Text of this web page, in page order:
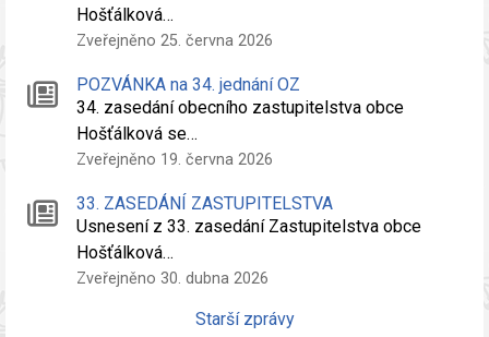
Hošťálková…
Zveřejněno 25. června 2026
POZVÁNKA na 34. jednání OZ
34. zasedání obecního zastupitelstva obce
Hošťálková se…
Zveřejněno 19. června 2026
33. ZASEDÁNÍ ZASTUPITELSTVA
Usnesení z 33. zasedání Zastupitelstva obce
Hošťálková…
Zveřejněno 30. dubna 2026
Starší zprávy